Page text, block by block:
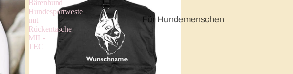
Für Hundemenschen
Bärenhund
Hundesportweste
mit
Rückentasche
MIL-
TEC